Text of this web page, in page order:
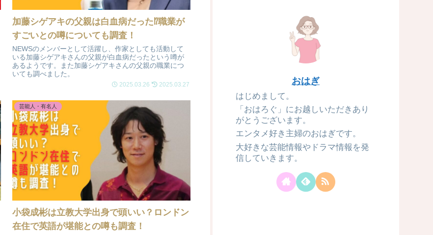
加藤シゲアキの父親は白血病だった⁉職業が
すごいとの噂についても調査！
NEWSのメンバーとして活躍し、作家としても活動して
いる加藤シゲアキさんの父親が白血病だったという噂が
あるようです。また加藤シゲアキさんの父親の職業につ
いても調べました。
2025.03.26 2025.03.27
芸能人・有名人
小袋成彬は立教大学出身で頭いい？ロンドン
在住で英語が堪能との噂も調査！
おはぎ
はじめまして。
「おはろぐ」にお越しいただきあり
がとうございます。
エンタメ好き主婦のおはぎです。
大好きな芸能情報やドラマ情報を発
信していきます。